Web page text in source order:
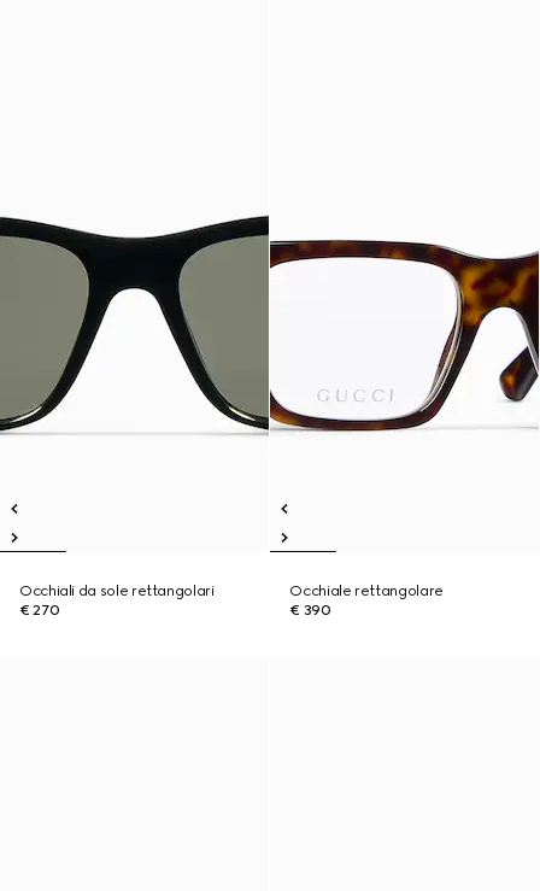
Occhiali da sole rettangolari
€ 270
Occhiale rettangolare
€ 390